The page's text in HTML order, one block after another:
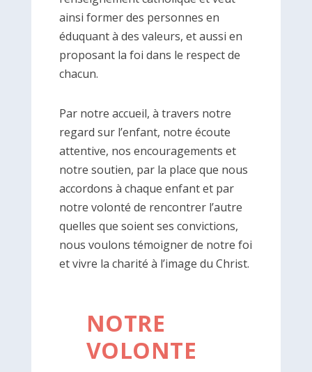
ainsi former des personnes en
éduquant à des valeurs, et aussi en
proposant la foi dans le respect de
chacun.
Par notre accueil, à travers notre
regard sur l’enfant, notre écoute
attentive, nos encouragements et
notre soutien, par la place que nous
accordons à chaque enfant et par
notre volonté de rencontrer l’autre
quelles que soient ses convictions,
nous voulons témoigner de notre foi
et vivre la charité à l’image du Christ.
NOTRE
VOLONTE